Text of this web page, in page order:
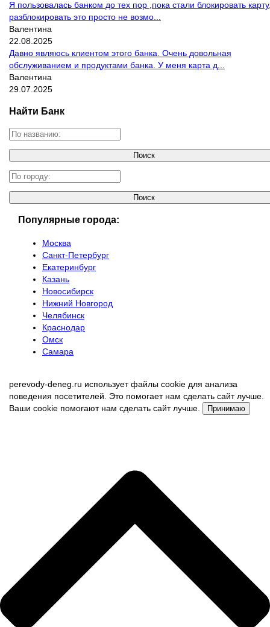
Я пользовалась банком до тех пор ,пока стали блокировать
разблокировать это просто не возмо...
Валентина
22.08.2025
Давно являюсь клиентом этого банка. Очень довольная
обслуживанием и продуктами банка. У меня карта д...
Валентина
29.07.2025
Найти Банк
Популярные города:
Москва
Санкт-Петербург
Екатеринбург
Казань
Новосибирск
Нижний Новгород
Челябинск
Краснодар
Омск
Самара
perevody-deneg.ru использует файлы cookie для анализа
поведения посетителей. Это помогает нам сделать сайт лучше.
Ваши cookie помогают нам сделать сайт лучше.
Принимаю